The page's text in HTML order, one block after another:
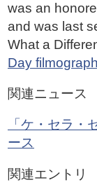
was an
and was last
What a
Day
関連ニュース
「ケ・セラ
ース
関連エントリ